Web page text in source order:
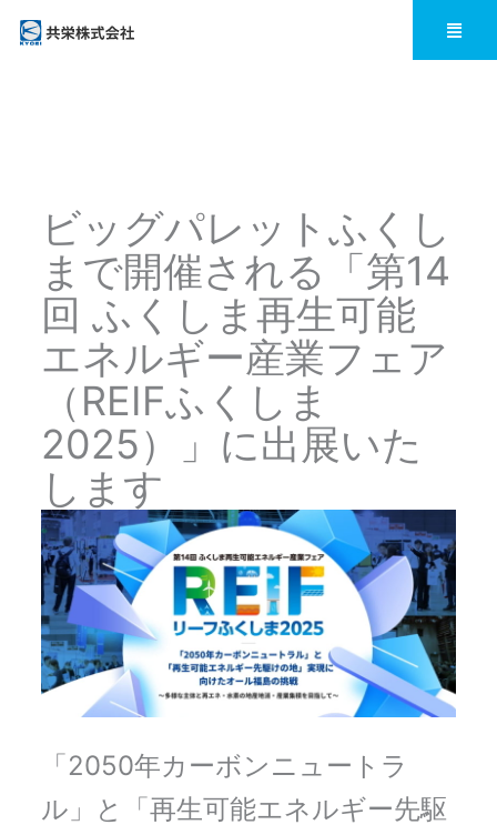
内
メ
ビッグパレットふくし
まで開催される「第14
回 ふくしま再生可能
エネルギー産業フェア
（REIFふくしま
2025）」に出展いた
します
「2050年カーボンニュートラ
ル」と「再生可能エネルギー先駆